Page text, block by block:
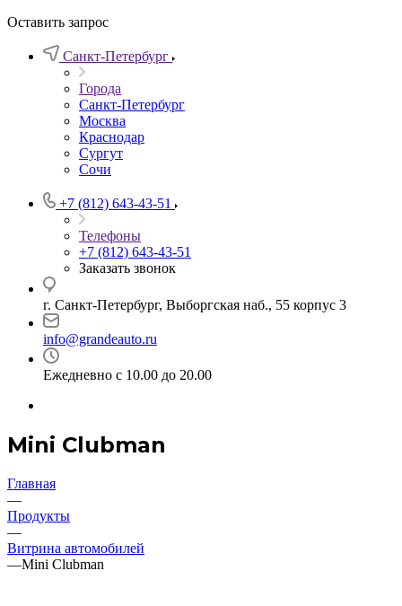
Оставить запрос
Санкт-Петербург
Города
Санкт-Петербург
Москва
Краснодар
Сургут
Сочи
+7 (812) 643-43-51
Телефоны
+7 (812) 643-43-51
Заказать звонок
г. Санкт-Петербург, Выборгская наб., 55 корпус 3
info@grandeauto.ru
Ежедневно с 10.00 до 20.00
Mini Clubman
Главная
—
Продукты
—
Витрина автомобилей
—Mini Clubman